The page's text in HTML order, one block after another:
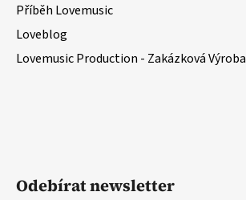
Příběh Lovemusic
Loveblog
Lovemusic Production - Zakázková Výroba
Odebírat newsletter